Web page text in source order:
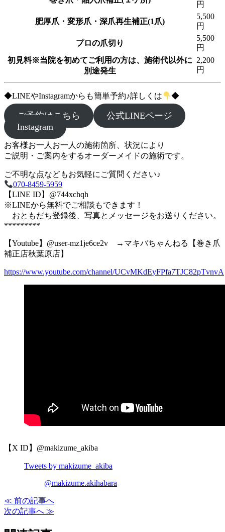
円
肥厚爪・変形爪・深爪再生補正(1爪)
5,500
円
プロの爪切り
5,500
円
初見料※当院を初めてご利用の方は、施術代以外に
別途発生
2,200
円
◆LINEやInstagramからも簡単予約♪詳しくは ◆
ご予約はこちら
公式LINEページ
Instagram
お客様お一人お一人の施術箇所、状況により
ご説明・ご案内をするオーダーメイドの施術です。
ご不明な点などもお気軽にご質問ください♪
070-8459-5959
【LINE ID】@744xchqh
※LINEから無料でご相談もできます！
おともだち登録後、写真とメッセージをお送りください。
*********
【Youtube】@user-mz1je6ce2v →マキバちゃんねる【巻き爪
補正店秋葉原店】
https://www.youtube.com/channel/UCvMKdEyFPfa7TJC82pTvnvA
【X ID】@makizume_akiba
Tweets by makizume_akiba
@makizume.akihabara
≪ 前の記事へ
次の記事へ ≫